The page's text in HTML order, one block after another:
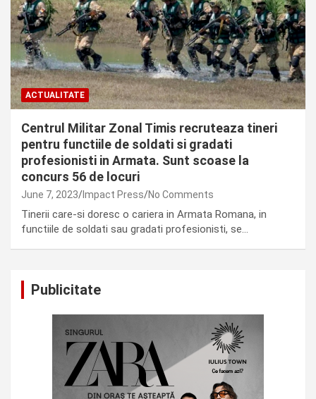
ACTUALITATE
Centrul Militar Zonal Timis recruteaza tineri
pentru functiile de soldati si gradati
profesionisti in Armata. Sunt scoase la
concurs 56 de locuri
June 7, 2023 Impact Press No Comments
Tinerii care-si doresc o cariera in Armata Romana, in
functiile de soldati sau gradati profesionisti, se…
Publicitate